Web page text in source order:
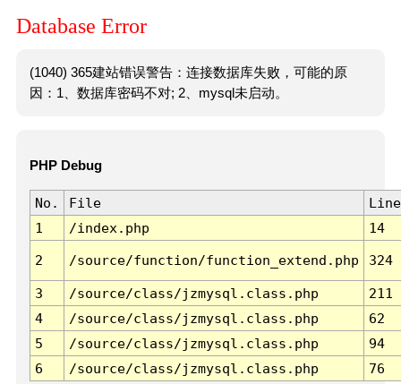
Database Error
(1040) 365建站错误警告：连接数据库失败，可能的原
因：1、数据库密码不对; 2、mysql未启动。
PHP Debug
No. File
Line
1
/index.php 14
2 /source/function/function_extend.php 324
3 /source/class/jzmysql.class.php
211
4
/source/class/jzmysql.class.php
62
5
/source/class/jzmysql.class.php
94
6
/source/class/jzmysql.class.php 76